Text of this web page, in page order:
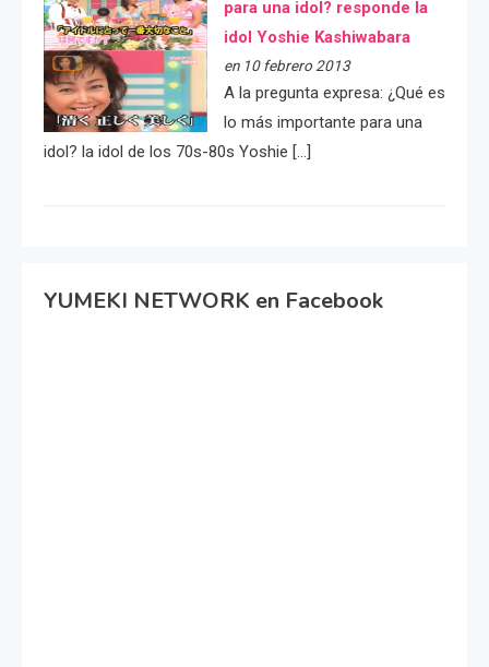
para una idol? responde la
idol Yoshie Kashiwabara
en 10 febrero 2013
A la pregunta expresa: ¿Qué es
lo más importante para una
idol? la idol de los 70s-80s Yoshie […]
YUMEKI NETWORK en Facebook